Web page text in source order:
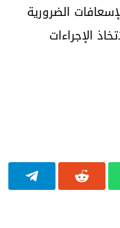
الضرورية
الإجراءات